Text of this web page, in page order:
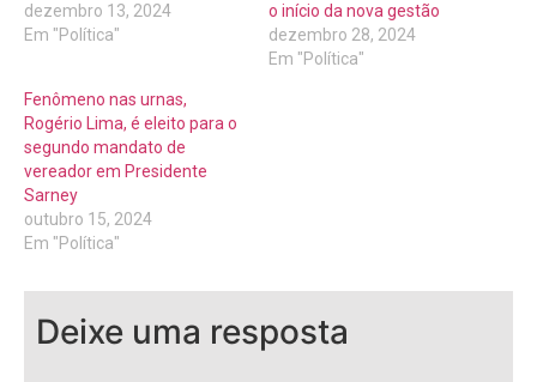
dezembro 13, 2024
Em "Política"
o início da nova gestão
dezembro 28, 2024
Em "Política"
Fenômeno nas urnas,
Rogério Lima, é eleito para o
segundo mandato de
vereador em Presidente
Sarney
outubro 15, 2024
Em "Política"
Deixe uma resposta